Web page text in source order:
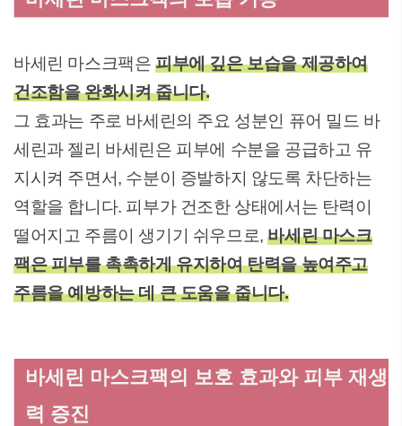
바세린 마스크팩은 피부에 깊은 보습을 제공하여
건조함을 완화시켜 줍니다.
그 효과는 주로 바세린의 주요 성분인 퓨어 밀드 바
세린과 젤리 바세린은 피부에 수분을 공급하고 유
지시켜 주면서, 수분이 증발하지 않도록 차단하는
역할을 합니다. 피부가 건조한 상태에서는 탄력이
떨어지고 주름이 생기기 쉬우므로,바세린 마스크
팩은 피부를 촉촉하게 유지하여 탄력을 높여주고
주름을 예방하는 데 큰 도움을 줍니다.
바세린 마스크팩의 보호 효과와 피부 재생
력 증진